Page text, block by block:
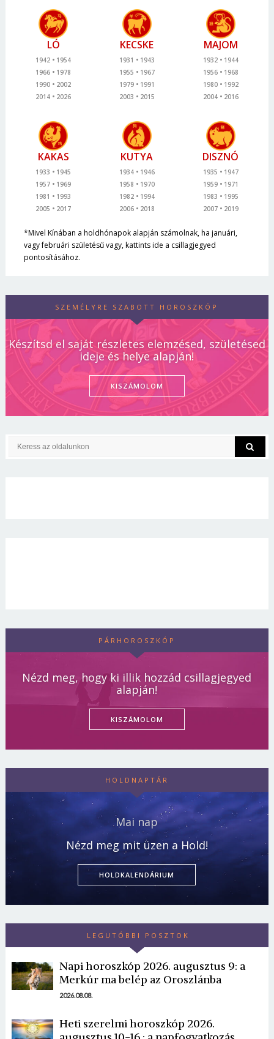
LÓ
1942
1954
1966
1978
1990
2002
2014
2026
KECSKE
1931
1943
1955
1967
1979
1991
2003
2015
MAJOM
1932
1944
1956
1968
1980
1992
2004
2016
KAKAS
1933
1945
1957
1969
1981
1993
2005
2017
KUTYA
1934
1946
1958
1970
1982
1994
2006
2018
DISZNÓ
1935
1947
1959
1971
1983
1995
2007
2019
*Mivel Kínában a holdhónapok alapján számolnak, ha januári,
vagy februári születésű vagy, kattints ide a csillagjegyed
pontosításához.
SZEMÉLYRE SZABOTT HOROSZKÓP
Készítsd el saját részletes elemzésed, születésed
ideje és helye alapján!
KISZÁMOLOM
PÁRHOROSZKÓP
Nézd meg, hogy ki illik hozzád csillagjegyed
alapján!
KISZÁMOLOM
HOLDNAPTÁR
Mai nap
Nézd meg mit üzen a Hold!
HOLDKALENDÁRIUM
LEGUTÓBBI POSZTOK
Napi horoszkóp 2026. augusztus 9: a
Merkúr ma belép az Oroszlánba
2026.08.08.
Heti szerelmi horoszkóp 2026.